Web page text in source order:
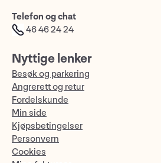
Telefon og chat
46 46 24 24
Nyttige lenker
Besøk og parkering
Angrerett og retur
Fordelskunde
Min side
Kjøpsbetingelser
Personvern
Cookies